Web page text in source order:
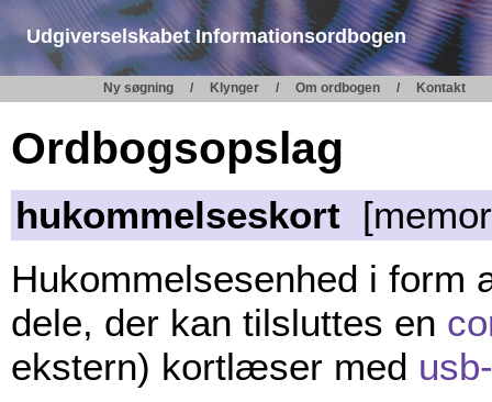
Udgiverselskabet Informationsordbogen
Ny søgning Klynger Om ordbogen Kontakt
Ordbogsopslag
hukommelseskort
Hukommelsesenhed i form
dele, der kan tilsluttes en
ekstern) kortlæser med